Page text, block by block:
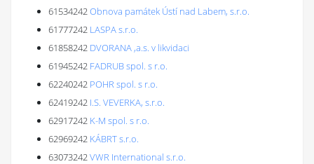
61534242Obnova památek Ústí nad Labem, s.r.o.
61777242 LASPA s.r.o.
61858242 DVORANA ,a.s. v likvidaci
61945242 FADRUB spol. s r.o.
62240242 POHR spol. s r.o.
62419242 I.S. VEVERKA, s.r.o.
62917242 K-M spol. s r.o.
62969242 KÁBRT s.r.o.
63073242VWR International s.r.o.